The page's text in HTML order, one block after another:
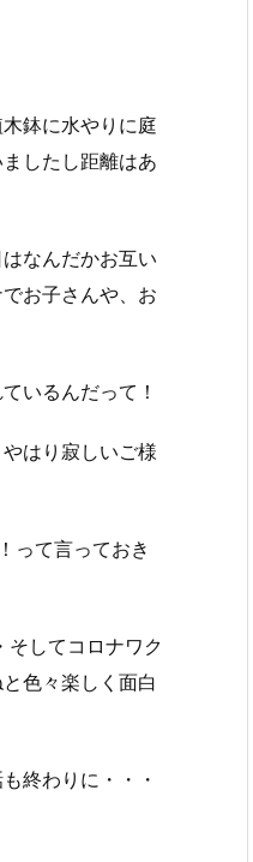
鉢に水やりに庭
したし距離はあ
なんだかお互い
お子さんや、お
いるんだって！
はり寂しいご様
って言っておき
そしてコロナワク
色々楽しく面白
終わりに・・・